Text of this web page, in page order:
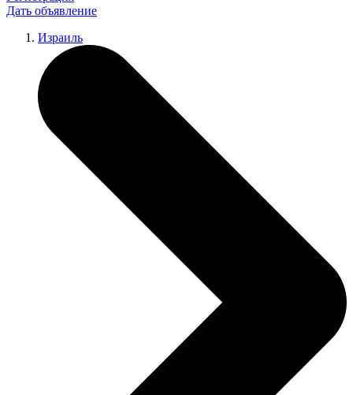
Дать объявление
Израиль